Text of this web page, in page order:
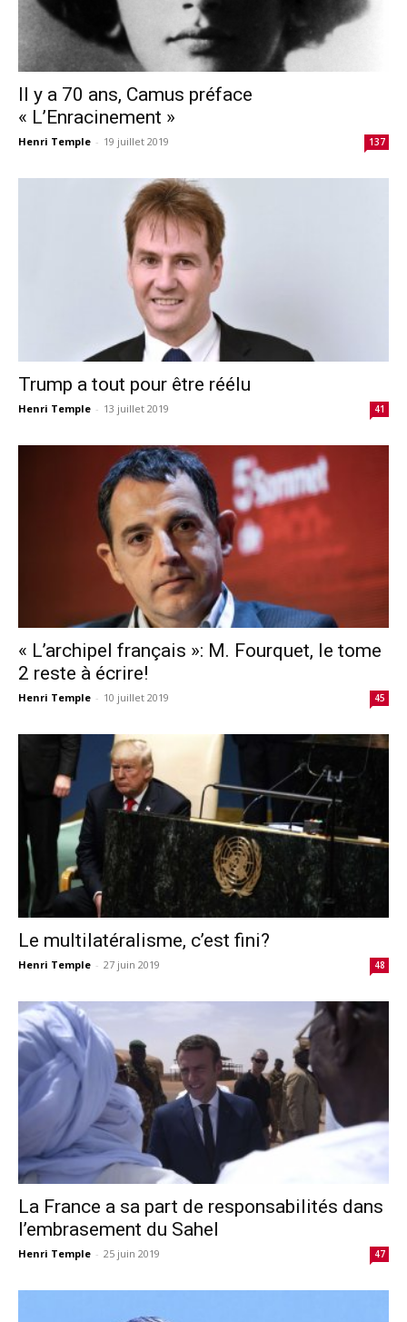
Il y a 70 ans, Camus préface
« L’Enracinement »
Henri Temple - 19 juillet 2019 137
Trump a tout pour être réélu
Henri Temple - 13 juillet 2019 41
« L’archipel français »: M. Fourquet, le tome
2 reste à écrire!
Henri Temple - 10 juillet 2019 45
Le multilatéralisme, c’est fini?
Henri Temple - 27 juin 2019 48
La France a sa part de responsabilités dans
l’embrasement du Sahel
Henri Temple - 25 juin 2019 47